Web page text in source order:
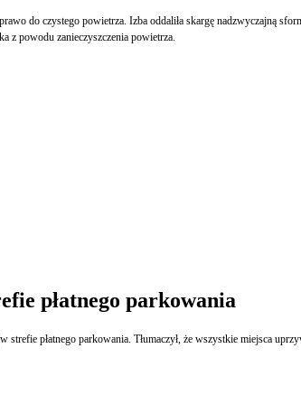
do czystego powietrza. Izba oddaliła skargę nadzwyczajną
z powodu zanieczyszczenia powietrza.
płatnego parkowania
płatnego parkowania. Tłumaczył, że wszystkie miejsca